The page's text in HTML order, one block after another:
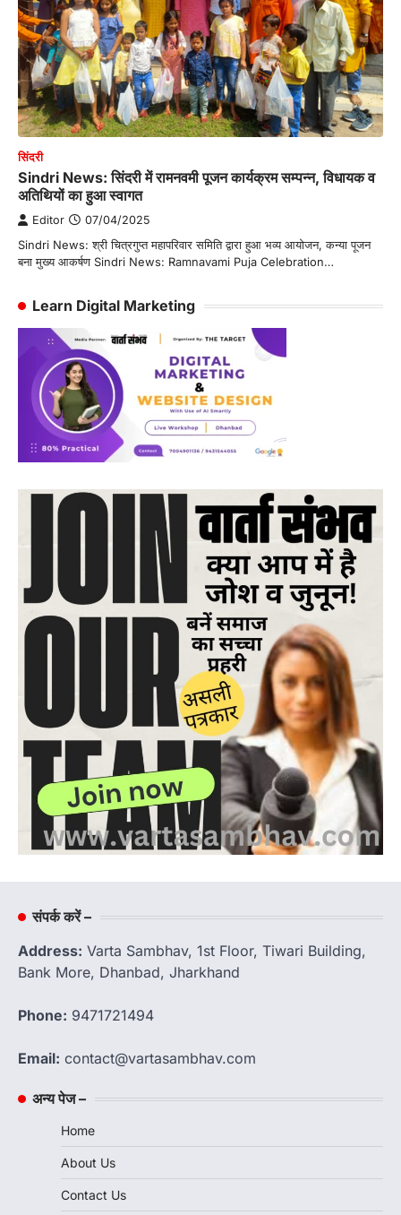
सिंदरी
Sindri News: सिंदरी में रामनवमी पूजन कार्यक्रम सम्पन्न, विधायक व
अतिथियों का हुआ स्वागत
Editor 07/04/2025
Sindri News: श्री चित्रगुप्त महापरिवार समिति द्वारा हुआ भव्य आयोजन, कन्या पूजन
बना मुख्य आकर्षण Sindri News: Ramnavami Puja Celebration…
Learn Digital Marketing
संपर्क करें –
Address: Varta Sambhav, 1st Floor, Tiwari Building,
Bank More, Dhanbad, Jharkhand
Phone: 9471721494
Email: contact@vartasambhav.com
अन्य पेज –
Home
About Us
Contact Us